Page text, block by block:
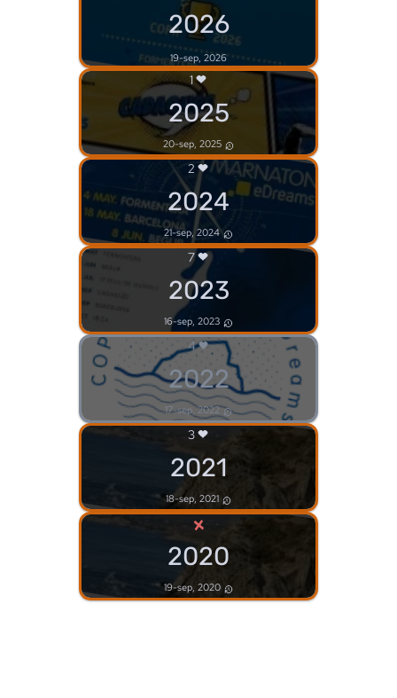
2026
19-sep, 2026
1
2025
20-sep, 2025
2
2024
21-sep, 2024
7
2023
16-sep, 2023
4
2022
17-sep, 2022
3
2021
18-sep, 2021
×
2020
19-sep, 2020